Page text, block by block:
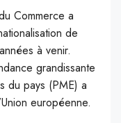
Commerce a
de
à venir.
grandissante
du pays (PME) a
européenne.